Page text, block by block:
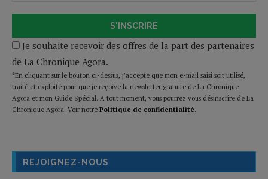
S'INSCRIRE
Je souhaite recevoir des offres de la part des partenaires
de La Chronique Agora.
*En cliquant sur le bouton ci-dessus, j’accepte que mon e-mail saisi soit utilisé,
traité et exploité pour que je reçoive la newsletter gratuite de La Chronique
Agora et mon Guide Spécial. A tout moment, vous pourrez vous désinscrire de La
Chronique Agora. Voir notre Politique de confidentialité.
REJOIGNEZ-NOUS